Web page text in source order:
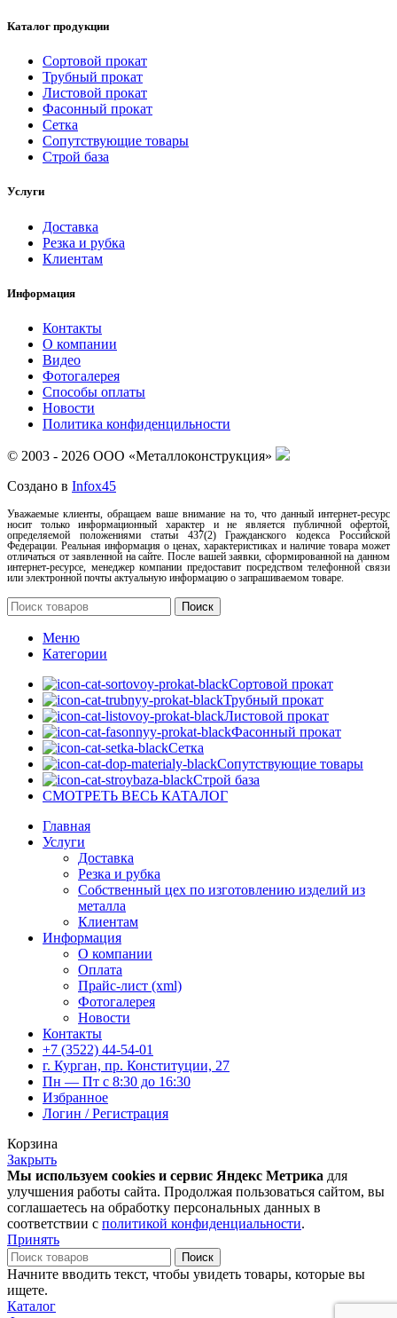
Каталог продукции
Сортовой прокат
Трубный прокат
Листовой прокат
Фасонный прокат
Сетка
Сопутствующие товары
Строй база
Услуги
Доставка
Резка и рубка
Клиентам
Информация
Контакты
О компании
Видео
Фотогалерея
Способы оплаты
Новости
Политика конфиденцильности
© 2003 - 2026 ООО «Металлоконструкция»
Создано в Infox45
Уважаемые клиенты, обращаем ваше внимание на то, что данный интернет-ресурс
носит только информационный характер и не является публичной офертой,
определяемой положениями статьи 437(2) Гражданского кодекса Российской
Федерации. Реальная информация о ценах, характеристиках и наличие товара может
отличаться от заявленной на сайте. После вашей заявки, сформированной на данном
интернет-ресурсе, менеджер компании предоставит посредством телефонной связи
или электронной почты актуальную информацию о запрашиваемом товаре.
Поиск
Меню
Категории
Сортовой прокат
Трубный прокат
Листовой прокат
Фасонный прокат
Сетка
Сопутствующие товары
Строй база
СМОТРЕТЬ ВЕСЬ КАТАЛОГ
Главная
Услуги
Доставка
Резка и рубка
Собственный цех по изготовлению изделий из
металла
Клиентам
Информация
О компании
Оплата
Прайс-лист (xml)
Фотогалерея
Новости
Контакты
+7 (3522) 44-54-01
г. Курган, пр. Конституции, 27
Пн — Пт с 8:30 до 16:30
Избранное
Логин / Регистрация
Корзина
Закрыть
Мы используем cookies и сервис Яндекс Метрика для
улучшения работы сайта. Продолжая пользоваться сайтом, вы
соглашаетесь на обработку персональных данных в
соответствии с политикой конфиденциальности.
Принять
Поиск
Начните вводить текст, чтобы увидеть товары, которые вы
ищете.
Каталог